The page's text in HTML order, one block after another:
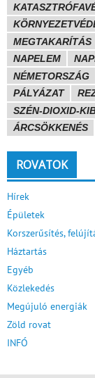
MEGTAKARÍTÁS
NAPELEM
NÉMETORSZÁG
PÁLYÁZAT
SZÉN-DIOXID-
ÁRCSÖKKENÉS
ROVATOK
Hírek
Épületek
Korszerűsítés,
Háztartás
Egyéb
Közlekedés
Megújuló energiák
Zöld rovat
INFÓ